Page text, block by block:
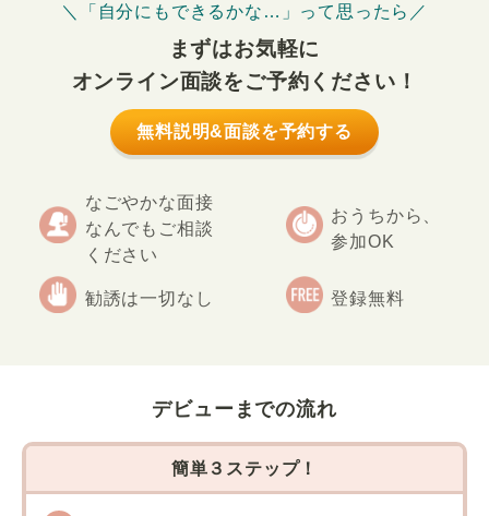
＼「自分にもできるかな…」って思ったら／
まずはお気軽に
オンライン面談をご予約ください！
無料説明&面談を予約する
なごやかな面接
なんでもご相談
ください
おうちから、
参加OK
勧誘は一切なし 登録無料
デビューまでの流れ
簡単３ステップ！